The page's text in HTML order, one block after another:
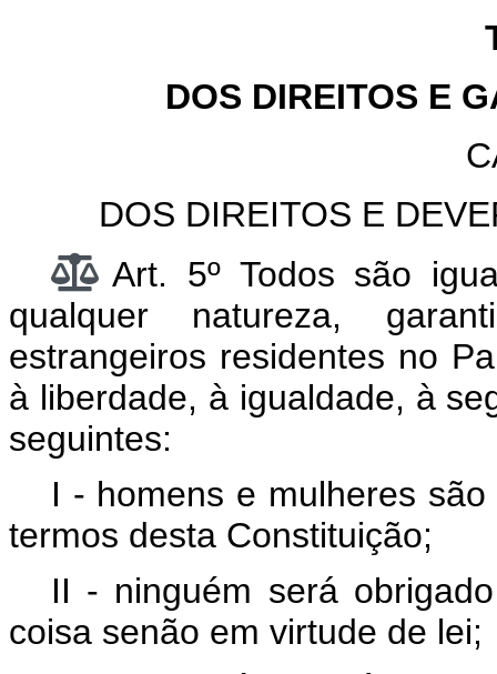
DOS DIREITOS E
DOS DIREITOS E
Art. 5º Todos são
qualquer natureza,
estrangeiros residentes no
à liberdade, à igualdade, à
seguintes:
I - homens e mulheres
termos desta Constituição;
II - ninguém será
coisa senão em virtude de lei;